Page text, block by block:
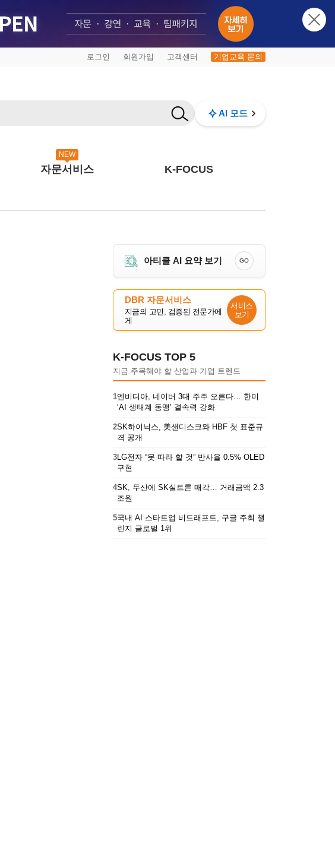
로그인 회원가입 고객센터 기업교육 문의
AI 모드
NEW
자문서비스 K-FOCUS
아티클 AI 요약 보기 GO
DBR 자문서비스
지금의 고민, 검증된 전문가에
게
서비스
보기
K-FOCUS TOP 5
지금 주목해야 할 산업과 기업 트렌드
1엔비디아, 네이버 3대 주주 오른다… 한미
‘AI 생태계 동맹’ 결속력 강화
2SK하이닉스, 美샌디스크와 HBF 첫 표준규
격 공개
3LG전자 “못 따라 할 것” 반사율 0.5% OLED
구현
4SK, 두산에 SK실트론 매각… 거래금액 2.3
조원
5국내 AI 스타트업 비드래프트, 구글 주최 챌
린지 글로벌 1위